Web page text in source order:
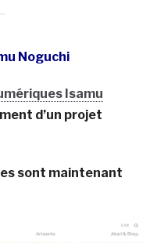
Noguchi
Isamu
d’un projet
sont maintenant